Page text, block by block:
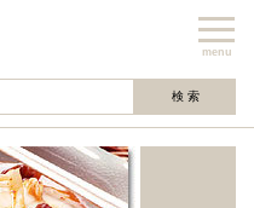
menu